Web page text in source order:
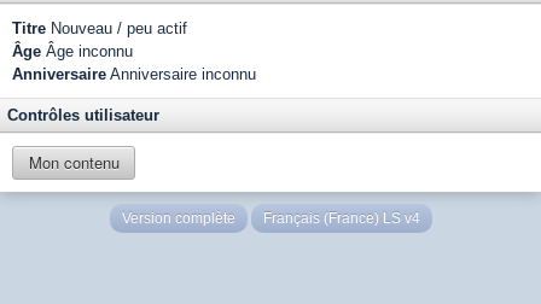
Titre Nouveau / peu actif
Âge Âge inconnu
Anniversaire Anniversaire inconnu
Contrôles utilisateur
Mon contenu
Version complète Français (France) LS v4